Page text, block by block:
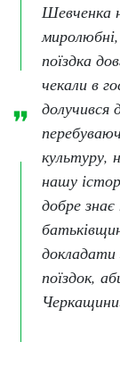
Шевченка
поїздка
чекали в
культуру,
нашу
добре
докладати
поїздок,